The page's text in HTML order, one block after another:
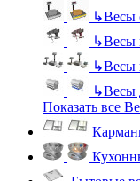
↳Весы
↳Весы
↳Весы
↳Весы
Показать все